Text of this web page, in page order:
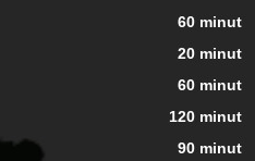
60 minut
20 minut
60 minut
120 minut
90 minut